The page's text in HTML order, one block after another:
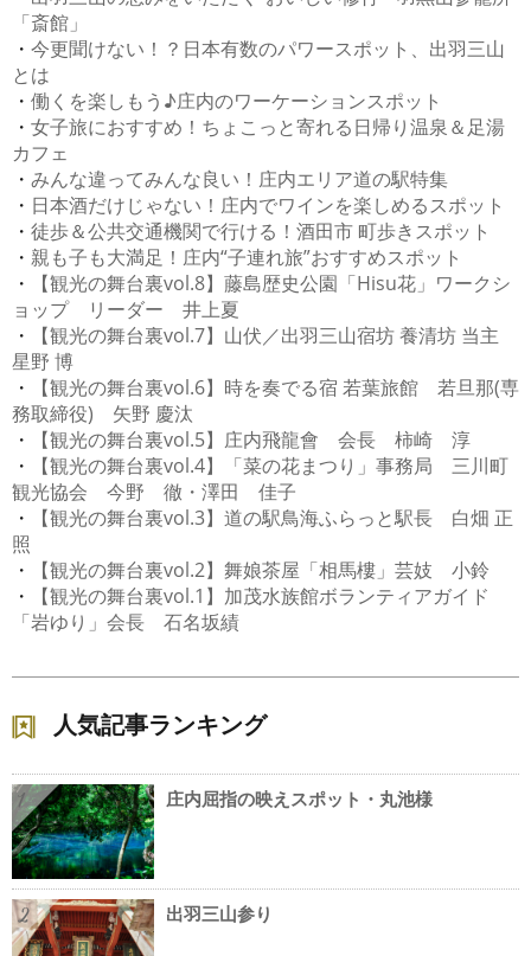
「斎館」
・ 今更聞けない！？日本有数のパワースポット、出羽三山
とは
・ 働くを楽しもう♪庄内のワーケーションスポット
・ 女子旅におすすめ！ちょこっと寄れる日帰り温泉＆足湯
カフェ
・ みんな違ってみんな良い！庄内エリア道の駅特集
・ 日本酒だけじゃない！庄内でワインを楽しめるスポット
・ 徒歩＆公共交通機関で行ける！酒田市 町歩きスポット
・ 親も子も大満足！庄内“子連れ旅”おすすめスポット
・
【観光の舞台裏vol.8】藤島歴史公園「Hisu花」ワークシ
ョップ リーダー 井上夏
・
【観光の舞台裏vol.7】山伏／出羽三山宿坊 養清坊 当主
星野 博
・
【観光の舞台裏vol.6】時を奏でる宿 若葉旅館 若旦那(専
務取締役) 矢野 慶汰
・
【観光の舞台裏vol.5】庄内飛龍會 会長 柿崎 淳
・
【観光の舞台裏vol.4】「菜の花まつり」事務局 三川町
観光協会 今野 徹・澤田 佳子
・
【観光の舞台裏vol.3】道の駅鳥海ふらっと駅長 白畑 正
照
・
【観光の舞台裏vol.2】舞娘茶屋「相馬樓」芸妓 小鈴
・
【観光の舞台裏vol.1】加茂水族館ボランティアガイド
「岩ゆり」会長 石名坂績
人気記事ランキング
1 庄内屈指の映えスポット・丸池様
2 出羽三山参り